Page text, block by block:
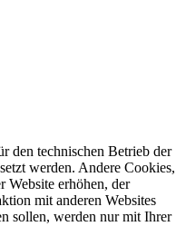
den technischen Betrieb der
werden. Andere Cookies,
Website erhöhen, der
mit anderen Websites
sollen, werden nur mit Ihrer